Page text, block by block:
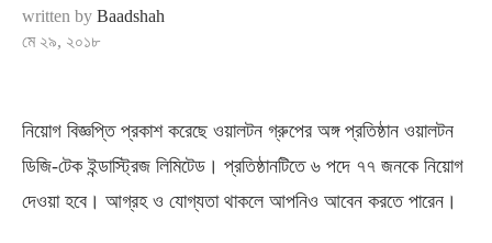
written by Baadshah
মে ২৯, ২০১৮
নিয়োগ বিজ্ঞপ্তি প্রকাশ করেছে ওয়ালটন গ্রুপের অঙ্গ প্রতিষ্ঠান ওয়ালটন
ডিজি-টেক ইন্ডাস্ট্রিজ লিমিটেড। প্রতিষ্ঠানটিতে ৬ পদে ৭৭ জনকে নিয়োগ
দেওয়া হবে। আগ্রহ ও যোগ্যতা থাকলে আপনিও আবেন করতে পারেন।